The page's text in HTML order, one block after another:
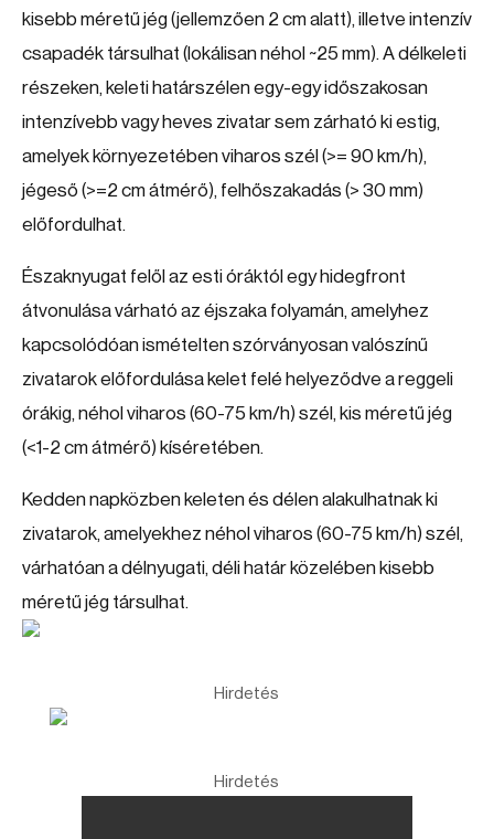
kisebb méretű jég (jellemzően 2 cm alatt), illetve intenzív
csapadék társulhat (lokálisan néhol ~25 mm). A délkeleti
részeken, keleti határszélen egy-egy időszakosan
intenzívebb vagy heves zivatar sem zárható ki estig,
amelyek környezetében viharos szél (>= 90 km/h),
jégeső (>=2 cm átmérő), felhőszakadás (> 30 mm)
előfordulhat.
Északnyugat felől az esti óráktól egy hidegfront
átvonulása várható az éjszaka folyamán, amelyhez
kapcsolódóan ismételten szórványosan valószínű
zivatarok előfordulása kelet felé helyeződve a reggeli
órákig, néhol viharos (60-75 km/h) szél, kis méretű jég
(<1-2 cm átmérő) kíséretében.
Kedden napközben keleten és délen alakulhatnak ki
zivatarok, amelyekhez néhol viharos (60-75 km/h) szél,
várhatóan a délnyugati, déli határ közelében kisebb
méretű jég társulhat.
Hirdetés
Hirdetés